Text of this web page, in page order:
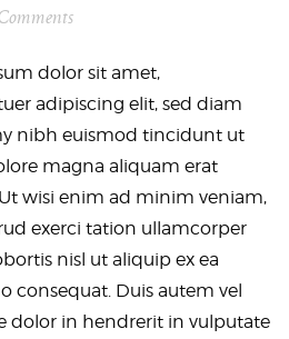
dolor sit amet,
adipiscing elit, sed diam
nibh euismod tincidunt ut
magna aliquam erat
wisi enim ad minim veniam,
exerci tation ullamcorper
nisl ut aliquip ex ea
consequat. Duis autem vel
dolor in hendrerit in vulputate